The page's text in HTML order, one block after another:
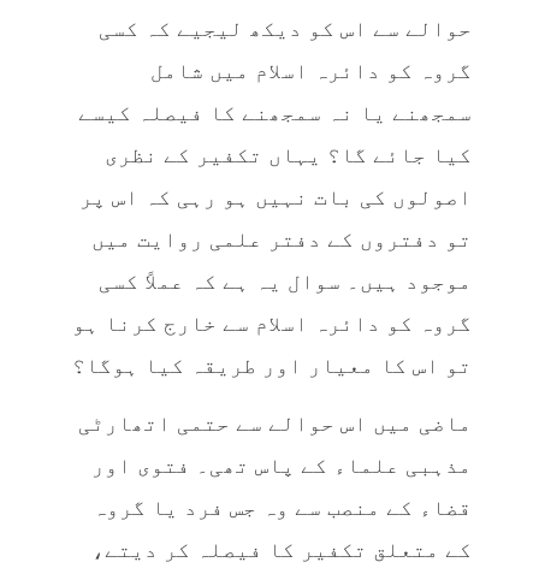
حوالے سے اس کو دیکھ لیجیے کہ کسی
گروہ کو دائرہ اسلام میں شامل
سمجھنے یا نہ سمجھنے کا فیصلہ کیسے
کیا جائے گا؟ یہاں تکفیر کے نظری
اصولوں کی بات نہیں ہو رہی کہ اس پر
تو دفتروں کے دفتر علمی روایت میں
موجود ہیں۔ سوال یہ ہے کہ عملاً‌ کسی
گروہ کو دائرہ اسلام سے خارج کرنا ہو
تو اس کا معیار اور طریقہ کیا ہوگا؟
ماضی میں اس حوالے سے حتمی اتھارٹی
مذہبی علماء کے پاس تھی۔ فتوی اور
قضاء کے منصب سے وہ جس فرد یا گروہ
کے متعلق تکفیر کا فیصلہ کر دیتے،